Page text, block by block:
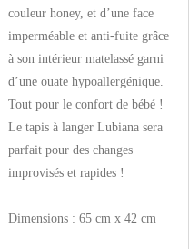
couleur honey, et d’une face
imperméable et anti-fuite grâce
à son intérieur matelassé garni
d’une ouate hypoallergénique.
Tout pour le confort de bébé !
Le tapis à langer Lubiana sera
parfait pour des changes
improvisés et rapides !
Dimensions : 65 cm x 42 cm